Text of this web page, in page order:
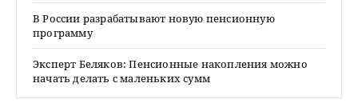
В России разрабатывают новую пенсионную
программу
Эксперт Беляков: Пенсионные накопления можно
начать делать с маленьких сумм